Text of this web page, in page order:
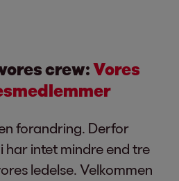
crew:Vores
forandring. Derfor
intet mindre end tre
ledelse. Velkommen